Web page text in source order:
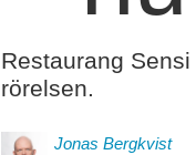
Restaurang
rörelsen.
Jonas Bergkvist